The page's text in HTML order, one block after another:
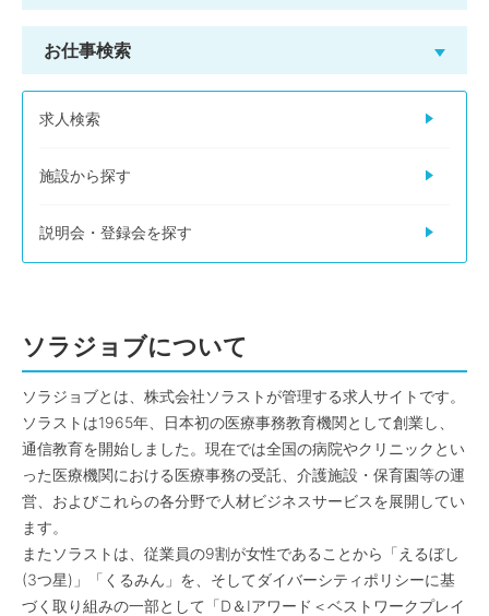
お仕事検索
求人検索
施設から探す
説明会・登録会を探す
ソラジョブについて
ソラジョブとは、株式会社ソラストが管理する求人サイトです。
ソラストは1965年、日本初の医療事務教育機関として創業し、
通信教育を開始しました。現在では全国の病院やクリニックとい
った医療機関における医療事務の受託、介護施設・保育園等の運
営、およびこれらの各分野で人材ビジネスサービスを展開してい
ます。
またソラストは、従業員の9割が女性であることから「えるぼし
(3つ星)」「くるみん」を、そしてダイバーシティポリシーに基
づく取り組みの一部として「D＆Iアワード＜ベストワークプレイ